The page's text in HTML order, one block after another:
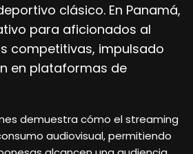
clásico. En Panamá,
para aficionados al
competitivas, impulsado
en plataformas de
demuestra cómo el streaming
audiovisual, permitiendo